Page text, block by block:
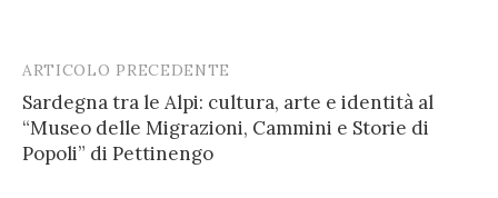
Post
navigation
ARTICOLO PRECEDENTE
Sardegna tra le Alpi: cultura, arte e identità al
“Museo delle Migrazioni, Cammini e Storie di
Popoli” di Pettinengo